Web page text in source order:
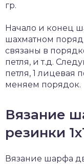
гр.
Начало и конец
шахматном
связаны в
петля, и т.д.
петля, 1 лицевая
меняем порядок.
Вязание
резинки
Вязание шарфа